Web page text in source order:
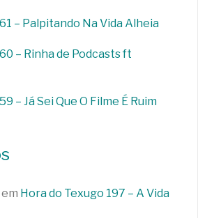
– Palpitando Na Vida Alheia
– Rinha de Podcasts ft
– Já Sei Que O Filme É Ruim
em Hora do Texugo 197 – A Vida